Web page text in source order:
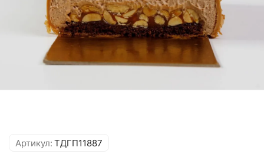
Артикул: ТДГП11887